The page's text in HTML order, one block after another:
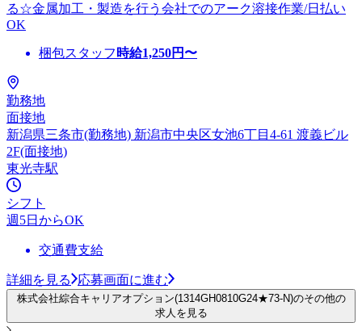
る☆金属加工・製造を行う会社でのアーク溶接作業/日払い
OK
梱包スタッフ 時給1,250円〜
勤務地
面接地
新潟県三条市(勤務地) 新潟市中央区女池6丁目4-61 渡義ビル
2F(面接地)
東光寺駅
シフト
週5日からOK
交通費支給
詳細を見る 応募画面に進む
株式会社綜合キャリアオプション(1314GH0810G24★73-N)のその他の
求人を見る